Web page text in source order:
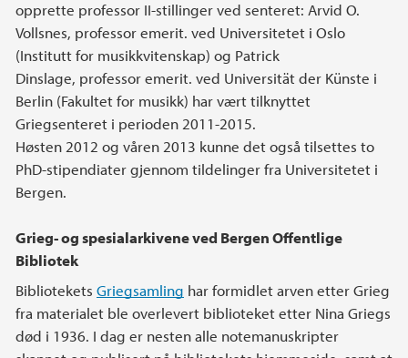
opprette professor II-stillinger ved senteret: Arvid O.
Vollsnes, professor emerit. ved Universitetet i Oslo
(Institutt for musikkvitenskap) og Patrick
Dinslage, professor emerit. ved Universität der Künste i
Berlin (Fakultet for musikk) har vært tilknyttet
Griegsenteret i perioden 2011-2015.
Høsten 2012 og våren 2013 kunne det også tilsettes to
PhD-stipendiater gjennom tildelinger fra Universitetet i
Bergen.
Grieg- og spesialarkivene ved Bergen Offentlige
Bibliotek
Bibliotekets Griegsamling har formidlet arven etter Grieg
fra materialet ble overlevert biblioteket etter Nina Griegs
død i 1936. I dag er nesten alle notemanuskripter